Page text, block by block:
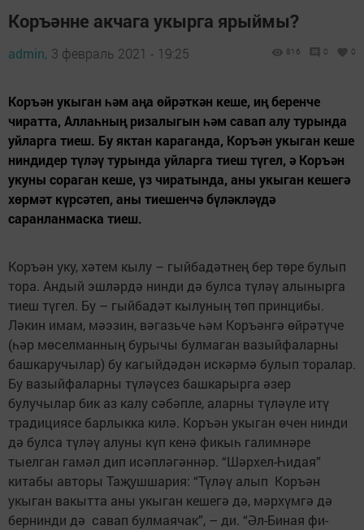
Коръәнне акчага укырга ярыймы?
admin, 3 февраль 2021 - 19:25 816 0 0
Коръән укыган һәм аңа өйрәткән кеше, иң беренче
чиратта, Аллаһның ризалыгын һәм савап алу турында
уйларга тиеш. Бу яктан караганда, Коръән укыган кеше
ниндидер түләү турында уйларга тиеш түгел, ә Коръән
укуны сораган кеше, үз чиратында, аны укыган кешегә
хөрмәт күрсәтеп, аны тиешенчә бүләкләүдә
саранланмаска тиеш.
Коръән уку, хәтем кылу – гыйбадәтнең бер төре булып
тора. Андый эшләрдә нинди дә булса түләү алынырга
тиеш түгел. Бу – гыйбадәт кылуның төп принцибы.
Ләкин имам, мәэзин, вәгазьче һәм Коръәнгә өйрәтүче
(һәр мөселманның бурычы булмаган вазыйфаларны
башкаручылар) бу кагыйдәдән искәрмә булып торалар.
Бу вазыйфаларны түләүсез башкарырга әзер
булучылар бик аз калу сәбәпле, аларны түләүле итү
традициясе барлыкка килә. Коръән укыган өчен нинди
дә булса түләү алуны күп кенә фикыһ галимнәре
тыелган гамәл дип исәпләгәннәр. “Шәрхел-Һидая”
китабы авторы Таҗушшария: “Түләү алып Коръән
укыган вакытта аны укыган кешегә дә, мәрхүмгә дә
бернинди дә савап булмаячак”, – ди. “Әл-Биная фи-